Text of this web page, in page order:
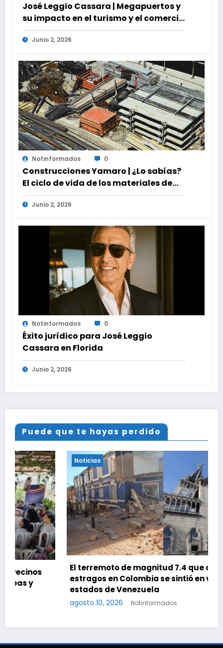
José Leggio Cassara | Megapuertos y
su impacto en el turismo y el comercio
global
Junio 2, 2026
Notinformados 0
Construcciones Yamaro | ¿Lo sabías?
El ciclo de vida de los materiales de
construcción revoluciona eficiencia
en proyectos modernos
Junio 2, 2026
Notinformados 0
Éxito jurídico para José Leggio
Cassara en Florida
Junio 2, 2026
Puede que te hayas perdido
Noticias
El terremoto de magnitud 7.4 que causó
estragos en Colombia se sintió en varios
estados de Venezuela
agosto 10, 2026 Notinformados